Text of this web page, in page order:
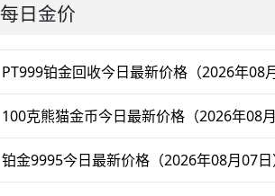
每日金价
PT999铂金回收今日最新价格（2026年08
100克熊猫金币今日最新价格（2026年08月
铂金9995今日最新价格（2026年08月07日